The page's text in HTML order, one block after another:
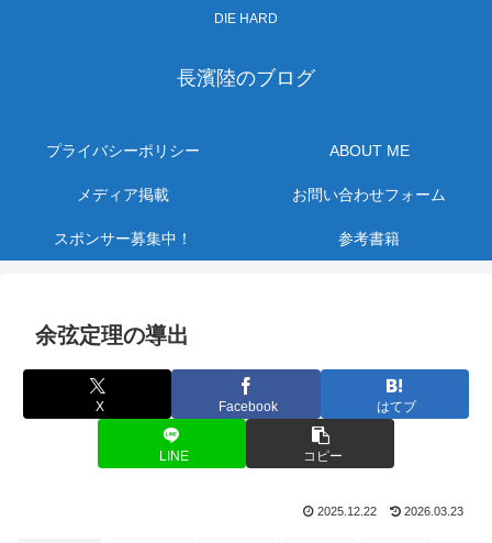
DIE HARD
長濱陸のブログ
プライバシーポリシー ABOUT ME
メディア掲載 お問い合わせフォーム
スポンサー募集中！ 参考書籍
余弦定理の導出
X Facebook はてブ
LINE コピー
2025.12.22 2026.03.23